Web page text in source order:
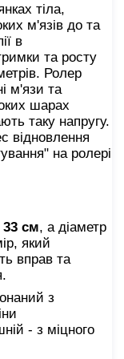
тіла,
м'язів до та
в
та росту
Ролер
м'язи та
шарах
таку напругу.
відновлення
на ролері
33 см, а діаметр
який
вправ та
з
- з міцного